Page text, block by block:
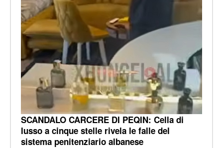
SCANDALO CARCERE DI PEQIN: Cella di
lusso a cinque stelle rivela le falle del
sistema penitenziario albanese